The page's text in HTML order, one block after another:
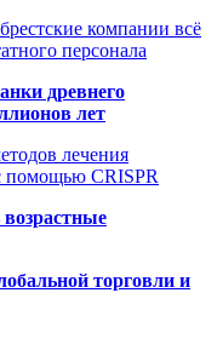
компании всё
персонала
древнего
лет
лечения
помощью CRISPR
торговли и